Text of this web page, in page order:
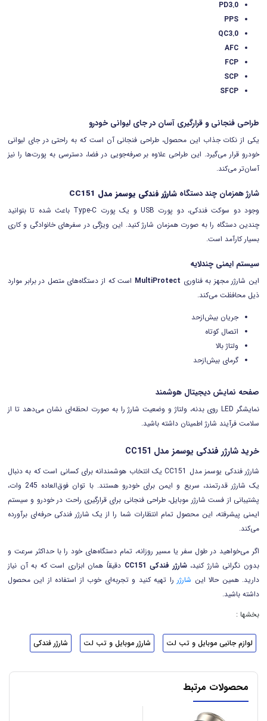
PD3.0
PPS
QC3.0
AFC
FCP
SCP
SFCP
طراحی فنجانی و قرارگیری آسان در جای لیوانی خودرو
یکی از نکات جذاب این محصول، طراحی فنجانی آن است که به راحتی در جای لیوانی
خودرو قرار می‌گیرد. این طراحی علاوه بر صرفه‌جویی در فضا، دسترسی به پورت‌ها را نیز
آسان‌تر می‌کند.
شارژ همزمان چند دستگاه شارژر فندکی یوسمز مدل CC151
وجود دو سوکت فندکی، دو پورت USB و یک پورت Type-C باعث شده تا بتوانید
چندین دستگاه را به صورت همزمان شارژ کنید. این ویژگی در سفرهای خانوادگی و کاری
بسیار کارآمد است.
سیستم ایمنی چندلایه
این شارژر مجهز به فناوری MultiProtect است که از دستگاه‌های متصل در برابر موارد
ذیل محافظت می‌کند.
جریان بیش‌ازحد
اتصال کوتاه
ولتاژ بالا
گرمای بیش‌ازحد
صفحه نمایش دیجیتال هوشمند
نمایشگر LED روی بدنه، ولتاژ و وضعیت شارژ را به صورت لحظه‌ای نشان می‌دهد تا از
سلامت فرآیند شارژ اطمینان داشته باشید.
خرید شارژر فندکی یوسمز مدل CC151
شارژر فندکی یوسمز مدل CC151 یک انتخاب هوشمندانه برای کسانی است که به دنبال
یک شارژر قدرتمند، سریع و ایمن برای خودرو هستند. با توان فوق‌العاده 245 وات،
پشتیبانی از فست شارژر موبایل، طراحی فنجانی برای قرارگیری راحت در خودرو و سیستم
ایمنی پیشرفته، این محصول تمام انتظارات شما را از یک شارژر فندکی حرفه‌ای برآورده
می‌کند.
اگر می‌خواهید در طول سفر یا مسیر روزانه، تمام دستگاه‌های خود را با حداکثر سرعت و
بدون نگرانی شارژ کنید،شارژر فندکی CC151 دقیقاً همان ابزاری است که به آن نیاز
دارید. همین حالا این شارژر را تهیه کنید و تجربه‌ای خوب از استفاده از این محصول
داشته باشید.
بخشها :
لوازم جانبی موبایل و تب لت شارژر موبایل و تب لت شارژر فندکی
محصولات مرتبط